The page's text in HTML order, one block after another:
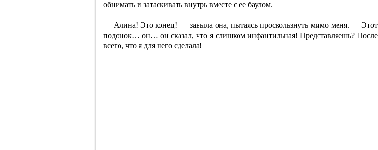
обнимать и затаскивать внутрь вместе с ее баулом.
— Алина! Это конец! — завыла она, пытаясь проскользнуть мимо меня. — Этот
подонок… он… он сказал, что я слишком инфантильная! Представляешь? После
всего, что я для него сделала!